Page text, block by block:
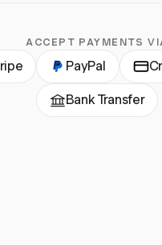
ACCEPT PAYMENTS
PayPal
Bank Transfer